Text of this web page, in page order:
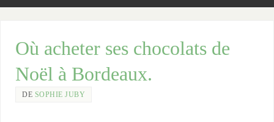
Où acheter ses chocolats de
Noël à Bordeaux.
DE SOPHIE JUBY